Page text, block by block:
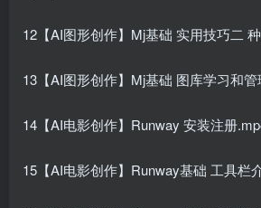
12【AI图形创作】Mj基础 实用技巧二
13【AI图形创作】Mj基础 图库学习和
14【AI电影创作】Runway 安装注册
15【AI电影创作】Runway基础 工具栏